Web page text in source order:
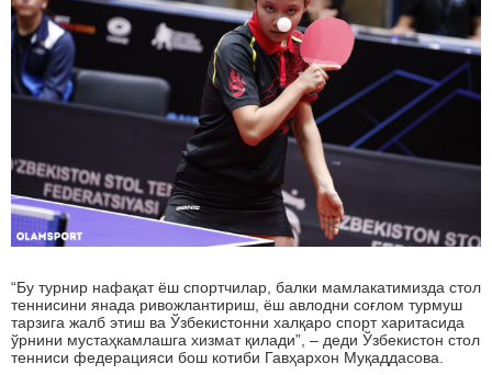
“Бу турнир нафақат ёш спортчилар, балки мамлакатимизда стол
теннисини янада ривожлантириш, ёш авлодни соғлом турмуш
тарзига жалб этиш ва Ўзбекистонни халқаро спорт харитасида
ўрнини мустаҳкамлашга хизмат қилади”, – деди Ўзбекистон стол
тенниси федерацияси бош котиби Гавҳархон Муқаддасова.